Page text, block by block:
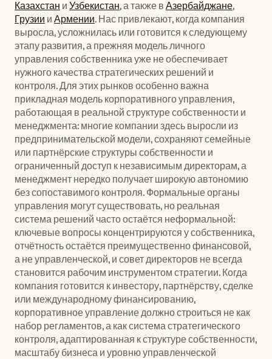
Казахстан и Узбекистан, а также в Азербайджане
Грузии и Армении. Нас привлекают, когда компания
выросла, усложнилась или готовится к следующему
этапу развития, а прежняя модель личного
управления собственника уже не обеспечивает
нужного качества стратегических решений и
контроля. Для этих рынков особенно важна
прикладная модель корпоративного управления,
работающая в реальной структуре собственности и
менеджмента: многие компании здесь выросли из
предпринимательской модели, сохраняют семейные
или партнёрские структуры собственности и
ограниченный доступ к независимым директорам, а
менеджмент нередко получает широкую автономию
без сопоставимого контроля. Формальные органы
управления могут существовать, но реальная
система решений часто остаётся неформальной:
ключевые вопросы концентрируются у собственника,
отчётность остаётся преимущественно финансовой,
а не управленческой, и совет директоров не всегда
становится рабочим инструментом стратегии. Когда
компания готовится к инвестору, партнёрству, сделке
или международному финансированию,
корпоративное управление должно строиться не как
набор регламентов, а как система стратегического
контроля, адаптированная к структуре собственности,
масштабу бизнеса и уровню управленческой